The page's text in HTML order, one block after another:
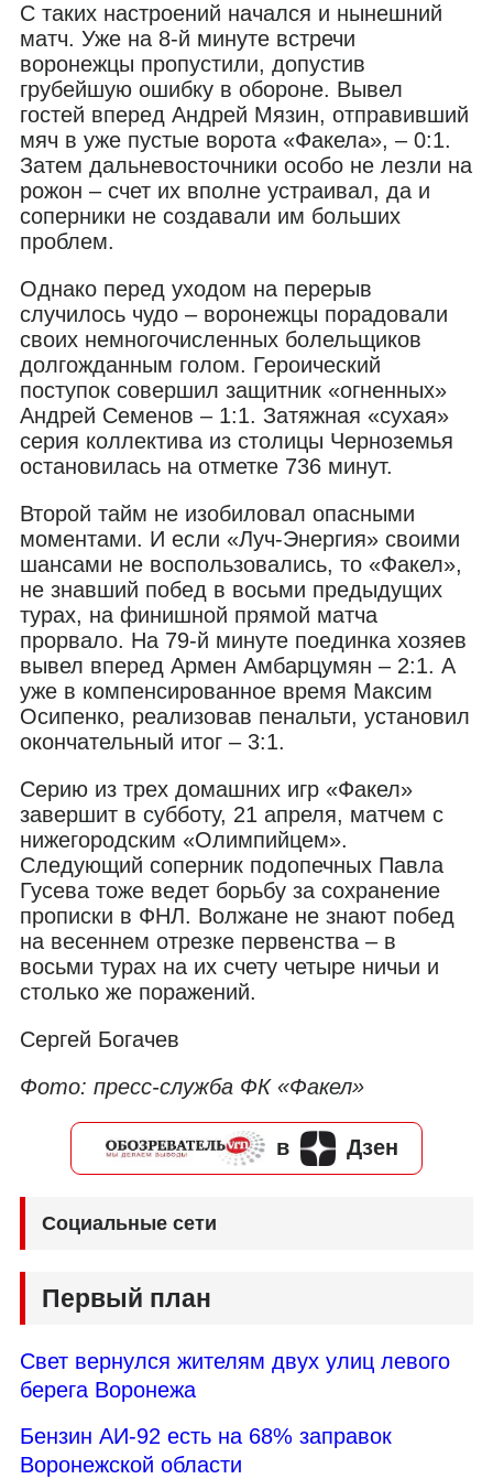
С таких настроений начался и нынешний
матч. Уже на 8-й минуте встречи
воронежцы пропустили, допустив
грубейшую ошибку в обороне. Вывел
гостей вперед Андрей Мязин, отправивший
мяч в уже пустые ворота «Факела», – 0:1.
Затем дальневосточники особо не лезли на
рожон – счет их вполне устраивал, да и
соперники не создавали им больших
проблем.
Однако перед уходом на перерыв
случилось чудо – воронежцы порадовали
своих немногочисленных болельщиков
долгожданным голом. Героический
поступок совершил защитник «огненных»
Андрей Семенов – 1:1. Затяжная «сухая»
серия коллектива из столицы Черноземья
остановилась на отметке 736 минут.
Второй тайм не изобиловал опасными
моментами. И если «Луч-Энергия» своими
шансами не воспользовались, то «Факел»,
не знавший побед в восьми предыдущих
турах, на финишной прямой матча
прорвало. На 79-й минуте поединка хозяев
вывел вперед Армен Амбарцумян – 2:1. А
уже в компенсированное время Максим
Осипенко, реализовав пенальти, установил
окончательный итог – 3:1.
Серию из трех домашних игр «Факел»
завершит в субботу, 21 апреля, матчем с
нижегородским «Олимпийцем».
Следующий соперник подопечных Павла
Гусева тоже ведет борьбу за сохранение
прописки в ФНЛ. Волжане не знают побед
на весеннем отрезке первенства – в
восьми турах на их счету четыре ничьи и
столько же поражений.
Сергей Богачев
Фото: пресс-служба ФК «Факел»
в Дзен
Социальные сети
Первый план
Свет вернулся жителям двух улиц левого
берега Воронежа
Бензин АИ-92 есть на 68% заправок
Воронежской области